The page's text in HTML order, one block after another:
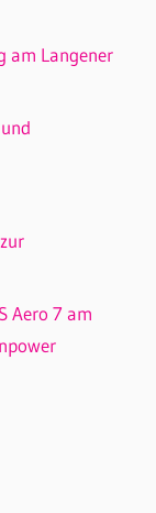
am Langener
Aero 7 am